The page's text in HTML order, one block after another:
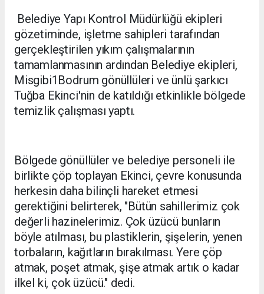
Belediye Yapı Kontrol Müdürlüğü ekipleri
gözetiminde, işletme sahipleri tarafından
gerçekleştirilen yıkım çalışmalarının
tamamlanmasının ardından Belediye ekipleri,
Misgibi1Bodrum gönüllüleri ve ünlü şarkıcı
Tuğba Ekinci'nin de katıldığı etkinlikle bölgede
temizlik çalışması yaptı.
Bölgede gönüllüler ve belediye personeli ile
birlikte çöp toplayan Ekinci, çevre konusunda
herkesin daha bilinçli hareket etmesi
gerektiğini belirterek, "Bütün sahillerimiz çok
değerli hazinelerimiz. Çok üzücü bunların
böyle atılması, bu plastiklerin, şişelerin, yenen
torbaların, kağıtların bırakılması. Yere çöp
atmak, poşet atmak, şişe atmak artık o kadar
ilkel ki, çok üzücü." dedi.